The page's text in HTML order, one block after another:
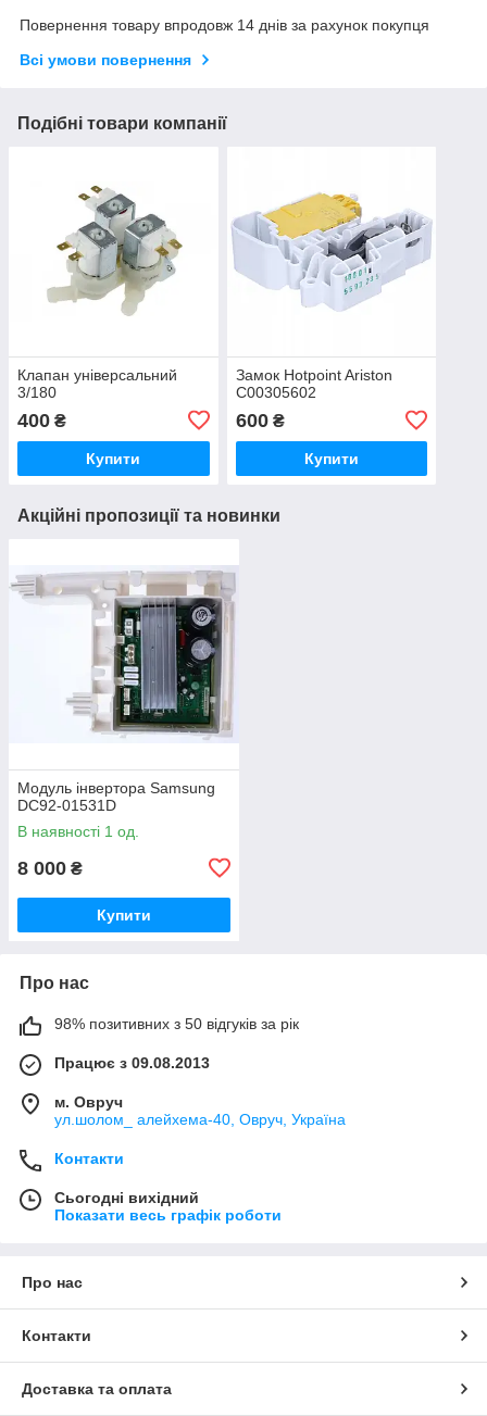
Повернення товару впродовж 14 днів за рахунок покупця
Всі умови повернення
Подібні товари компанії
Клапан універсальний
3/180
400 ₴
Купити
Замок Hotpoint Ariston
C00305602
600₴
Купити
Акційні пропозиції та новинки
Модуль інвертора Samsung
DC92-01531D
В наявності 1 од.
8 000 ₴
Купити
Про нас
98% позитивних з 50 відгуків за рік
Працює з 09.08.2013
м. Овруч
ул.шолом_ алейхема-40, Овруч, Україна
Контакти
Сьогодні вихідний
Показати весь графік роботи
Про нас
Контакти
Доставка та оплата